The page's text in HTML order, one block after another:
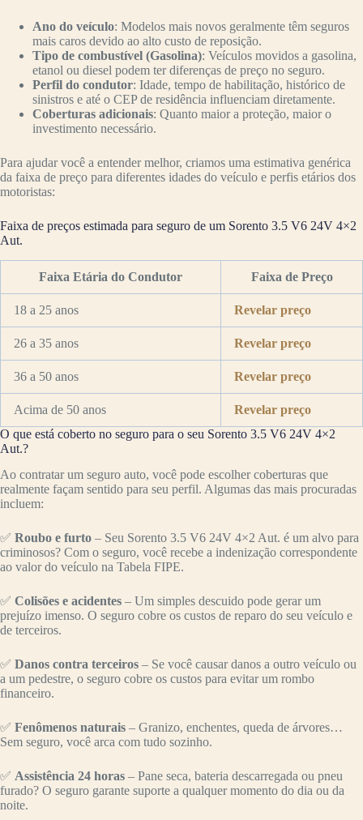
Ano do veículo: Modelos mais novos geralmente têm seguros
mais caros devido ao alto custo de reposição.
Tipo de combustível (Gasolina): Veículos movidos a gasolina,
etanol ou diesel podem ter diferenças de preço no seguro.
Perfil do condutor: Idade, tempo de habilitação, histórico de
sinistros e até o CEP de residência influenciam diretamente.
Coberturas adicionais: Quanto maior a proteção, maior o
investimento necessário.
Para ajudar você a entender melhor, criamos uma estimativa genérica
da faixa de preço para diferentes idades do veículo e perfis etários dos
motoristas:
Faixa de preços estimada para seguro de um Sorento 3.5 V6 24V 4×2
Aut.
Faixa Etária do Condutor Faixa de Preço
18 a 25 anos Revelar preço
26 a 35 anos Revelar preço
36 a 50 anos Revelar preço
Acima de 50 anos
Revelar preço
O que está coberto no seguro para o seu Sorento 3.5 V6 24V 4×2
Aut.?
Ao contratar um seguro auto, você pode escolher coberturas que
realmente façam sentido para seu perfil. Algumas das mais procuradas
incluem:
✅ Roubo e furto – Seu Sorento 3.5 V6 24V 4×2 Aut. é um alvo para
criminosos? Com o seguro, você recebe a indenização correspondente
ao valor do veículo na Tabela FIPE.
✅ Colisões e acidentes – Um simples descuido pode gerar um
prejuízo imenso. O seguro cobre os custos de reparo do seu veículo e
de terceiros.
✅ Danos contra terceiros – Se você causar danos a outro veículo ou
a um pedestre, o seguro cobre os custos para evitar um rombo
financeiro.
✅ Fenômenos naturais – Granizo, enchentes, queda de árvores…
Sem seguro, você arca com tudo sozinho.
✅ Assistência 24 horas – Pane seca, bateria descarregada ou pneu
furado? O seguro garante suporte a qualquer momento do dia ou da
noite.